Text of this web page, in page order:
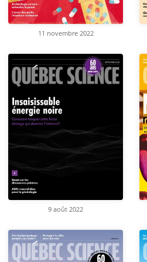
11 novembre 2022
9 août 2022